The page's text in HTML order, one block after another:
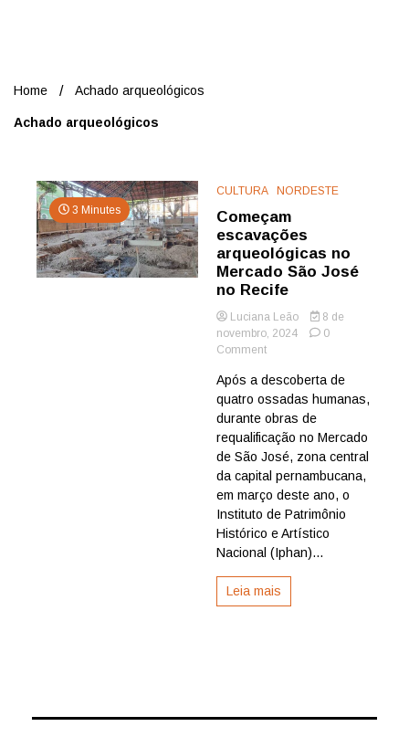
Home Achado arqueológicos
Achado arqueológicos
3 Minutes
CULTURA NORDESTE
Começam
escavações
arqueológicas no
Mercado São José
no Recife
Luciana Leão
8 de
novembro, 2024
0
Commenton
escavações
arqueológicas
no
Mercado
São
José
no
Recife
Após a descoberta de
quatro ossadas humanas,
durante obras de
requalificação no Mercado
de São José, zona central
da capital pernambucana,
em março deste ano, o
Instituto de Patrimônio
Histórico e Artístico
Nacional (Iphan)...
Leia mais